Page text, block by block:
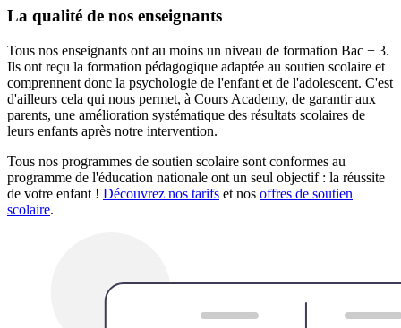
La qualité de nos enseignants
Tous nos enseignants ont au moins un niveau de formation Bac + 3.
Ils ont reçu la formation pédagogique adaptée au soutien scolaire et
comprennent donc la psychologie de l'enfant et de l'adolescent. C'est
d'ailleurs cela qui nous permet, à Cours Academy, de garantir aux
parents, une amélioration systématique des résultats scolaires de
leurs enfants après notre intervention.
Tous nos programmes de soutien scolaire sont conformes au
programme de l'éducation nationale ont un seul objectif : la réussite
de votre enfant ! Découvrez nos tarifs et nos offres de soutien
scolaire.